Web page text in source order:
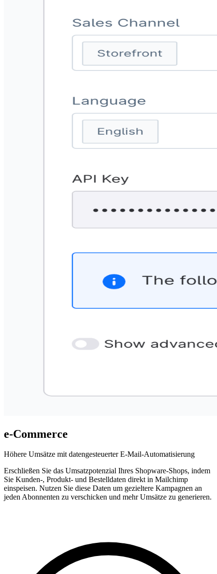
e-Commerce
Höhere Umsätze mit datengesteuerter E-Mail-Automatisierung
Erschließen Sie das Umsatzpotenzial Ihres Shopware-Shops, indem
Sie Kunden-, Produkt- und Bestelldaten direkt in Mailchimp
einspeisen. Nutzen Sie diese Daten um gezieltere Kampagnen an
jeden Abonnenten zu verschicken und mehr Umsätze zu generieren.